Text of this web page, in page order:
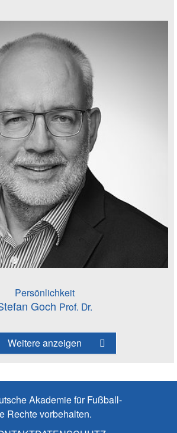
Persönlichkeit
Goch Prof. Dr.
Weitere anzeigen
Akademie für Fußball-
Rechte vorbehalten.